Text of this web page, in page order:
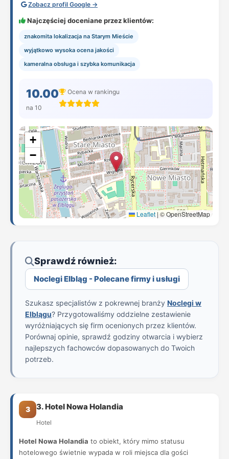
Zobacz profil Google →
Najczęściej doceniane przez klientów:
znakomita lokalizacja na Starym Mieście
wyjątkowo wysoka ocena jakości
kameralna obsługa i szybka komunikacja
10.00
na 10
Ocena w rankingu
+
−
Leaflet | © OpenStreetMap
Sprawdź również:
Noclegi Elbląg - Polecane firmy i usługi
Szukasz specjalistów z pokrewnej branży Noclegi w
Elblągu? Przygotowaliśmy oddzielne zestawienie
wyróżniających się firm ocenionych przez klientów.
Porównaj opinie, sprawdź godziny otwarcia i wybierz
najlepszych fachowców dopasowanych do Twoich
potrzeb.
3 3. Hotel Nowa Holandia
Hotel
Hotel Nowa Holandia to obiekt, który mimo statusu
hotelowego świetnie wypada w roli miejsca dla gości